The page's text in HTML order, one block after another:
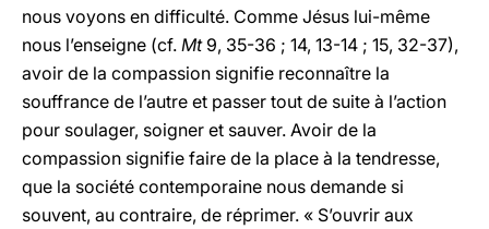
nous voyons en difficulté. Comme Jésus lui-même
nous l’enseigne (cf. Mt9, 35-36 ; 14, 13-14 ; 15, 32-37),
avoir de la compassion signifie reconnaître la
souffrance de l’autre et passer tout de suite à l’action
pour soulager, soigner et sauver. Avoir de la
compassion signifie faire de la place à la tendresse,
que la société contemporaine nous demande si
souvent, au contraire, de réprimer. « S’ouvrir aux